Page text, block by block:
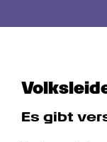
Es gibt